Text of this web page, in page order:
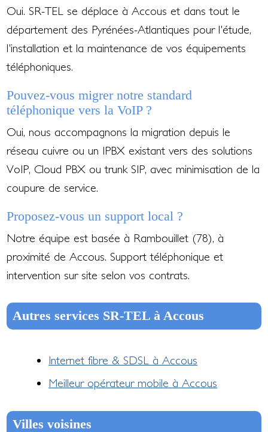
Oui. SR-TEL se déplace à Accous et dans tout le
département des Pyrénées-Atlantiques pour l'étude,
l'installation et la maintenance de vos équipements
téléphoniques.
Pouvez-vous migrer notre standard
téléphonique vers la VoIP ?
Oui, nous accompagnons la migration depuis le
réseau cuivre ou un IPBX existant vers des solutions
VoIP, Cloud PBX ou trunk SIP, avec minimisation de la
coupure de service.
Proposez-vous un support local ?
Notre équipe est basée à Rambouillet (78), à
proximité de Accous. Support téléphonique et
intervention sur site selon vos contrats.
Autres services SR-TEL à Accous
Internet fibre & SDSL à Accous
Meilleur opérateur mobile à Accous
Villes voisines